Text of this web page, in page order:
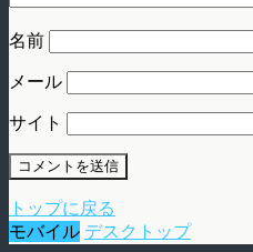
名前
メール
サイト
トップに戻る
モバイル デスクトップ